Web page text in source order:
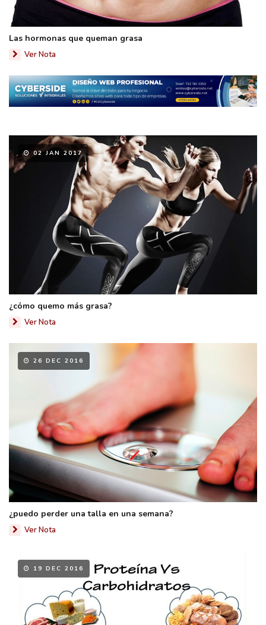
Las hormonas que queman grasa
Ver Nota
02 JAN 2017
¿cómo quemo más grasa?
Ver Nota
26 DEC 2016
¿puedo perder una talla en una semana?
Ver Nota
19 DEC 2016